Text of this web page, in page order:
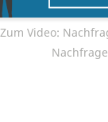
Zum Video: